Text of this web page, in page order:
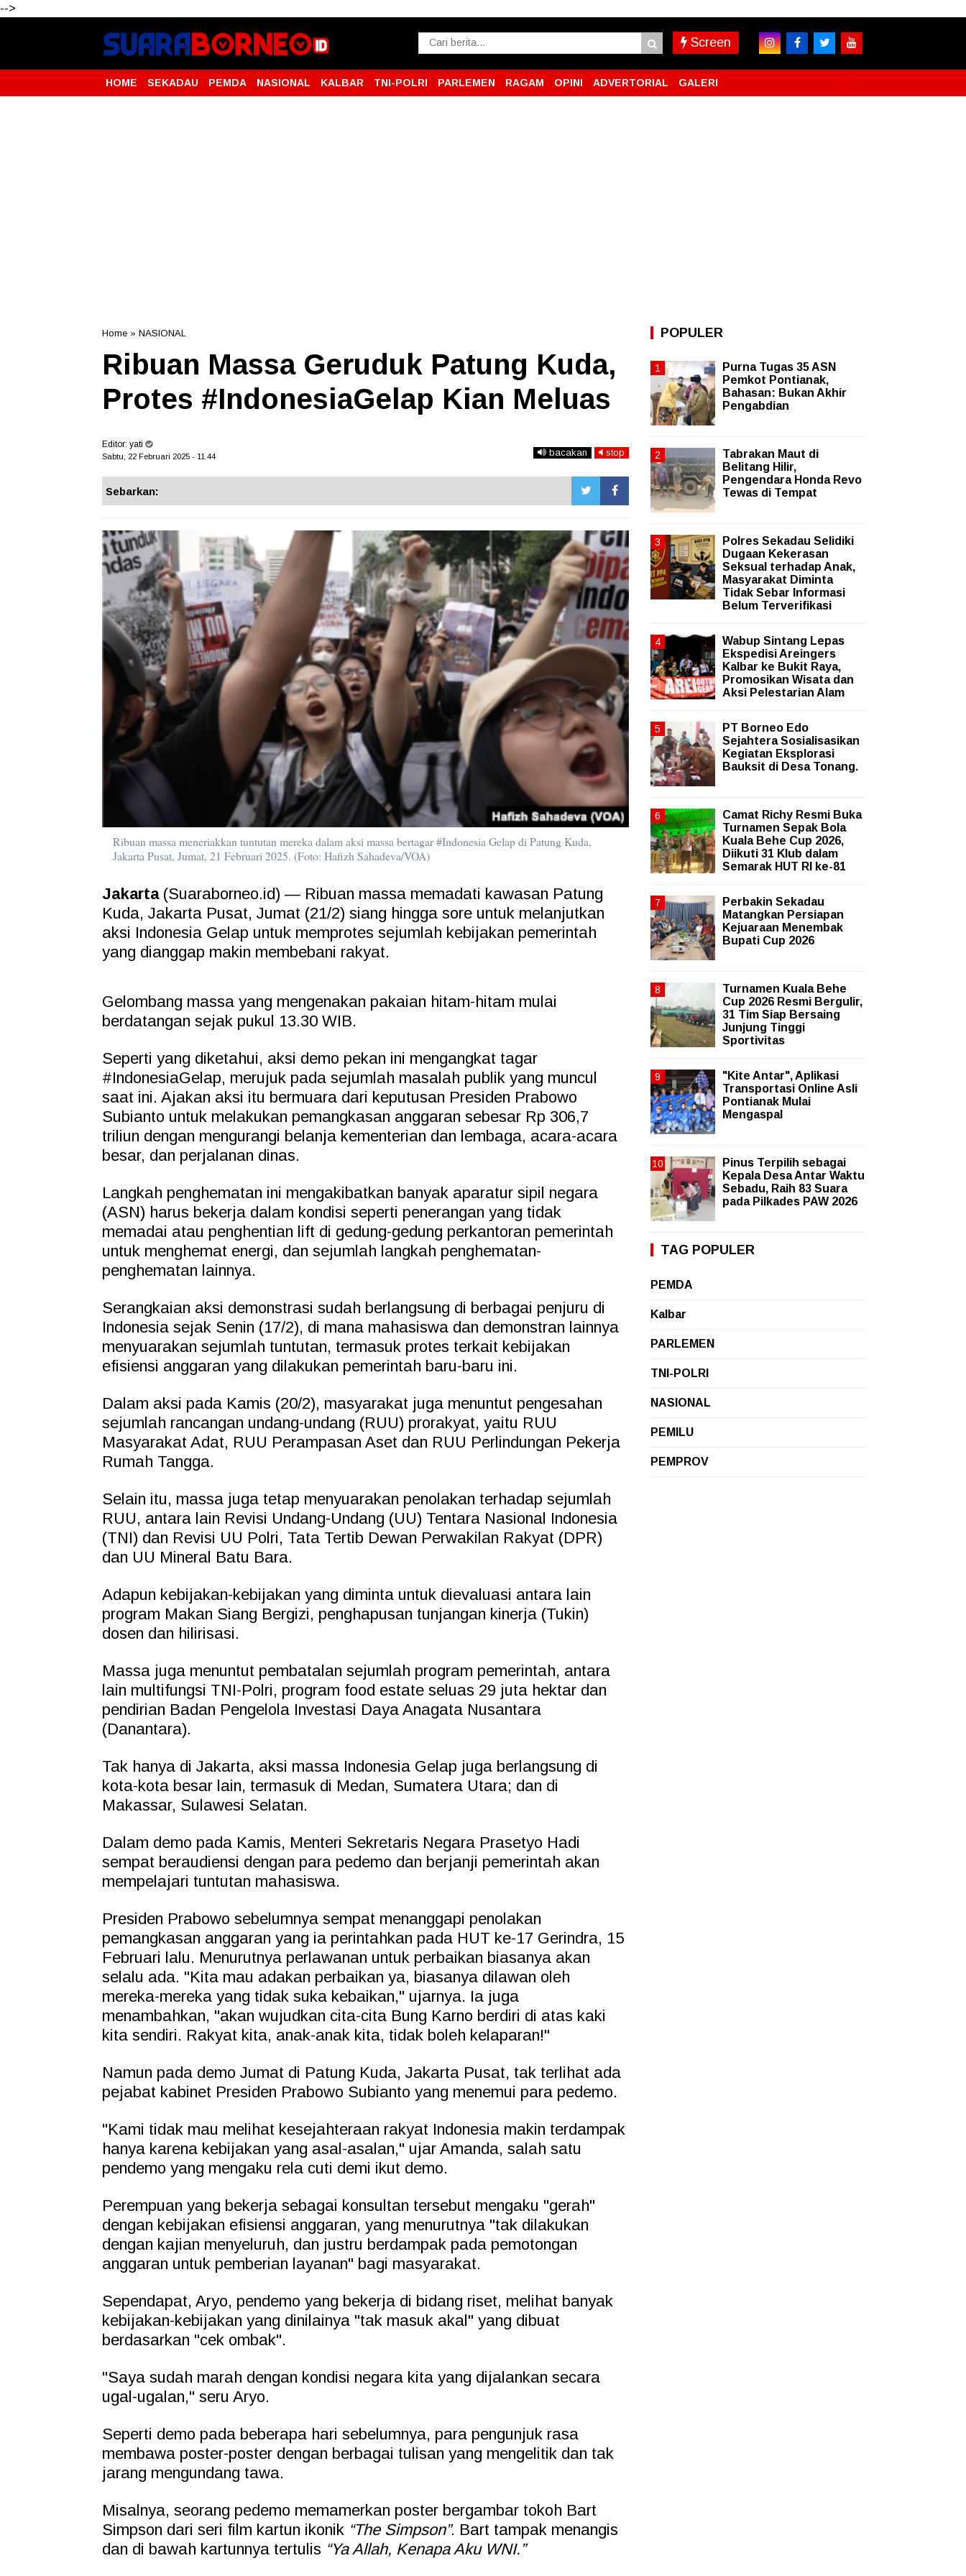
-->
Screen
HOME SEKADAU PEMDA NASIONAL KALBAR TNI-POLRI PARLEMEN RAGAM OPINI ADVERTORIAL GALERI
Home » NASIONAL
Ribuan Massa Geruduk Patung Kuda,
Protes #IndonesiaGelap Kian Meluas
Editor: yati
Sabtu, 22 Februari 2025 - 11.44 bacakan stop
Sebarkan:
Ribuan massa meneriakkan tuntutan mereka dalam aksi massa bertagar #Indonesia Gelap di Patung Kuda,
Jakarta Pusat, Jumat, 21 Februari 2025. (Foto: Hafizh Sahadeva/VOA)
Jakarta(Suaraborneo.id) — Ribuan massa memadati kawasan Patung
Kuda, Jakarta Pusat, Jumat (21/2) siang hingga sore untuk melanjutkan
aksi Indonesia Gelap untuk memprotes sejumlah kebijakan pemerintah
yang dianggap makin membebani rakyat.
Gelombang massa yang mengenakan pakaian hitam-hitam mulai
berdatangan sejak pukul 13.30 WIB.
Seperti yang diketahui, aksi demo pekan ini mengangkat tagar
#IndonesiaGelap, merujuk pada sejumlah masalah publik yang muncul
saat ini. Ajakan aksi itu bermuara dari keputusan Presiden Prabowo
Subianto untuk melakukan pemangkasan anggaran sebesar Rp 306,7
triliun dengan mengurangi belanja kementerian dan lembaga, acara-acara
besar, dan perjalanan dinas.
Langkah penghematan ini mengakibatkan banyak aparatur sipil negara
(ASN) harus bekerja dalam kondisi seperti penerangan yang tidak
memadai atau penghentian lift di gedung-gedung perkantoran pemerintah
untuk menghemat energi, dan sejumlah langkah penghematan-
penghematan lainnya.
Serangkaian aksi demonstrasi sudah berlangsung di berbagai penjuru di
Indonesia sejak Senin (17/2), di mana mahasiswa dan demonstran lainnya
menyuarakan sejumlah tuntutan, termasuk protes terkait kebijakan
efisiensi anggaran yang dilakukan pemerintah baru-baru ini.
Dalam aksi pada Kamis (20/2), masyarakat juga menuntut pengesahan
sejumlah rancangan undang-undang (RUU) prorakyat, yaitu RUU
Masyarakat Adat, RUU Perampasan Aset dan RUU Perlindungan Pekerja
Rumah Tangga.
Selain itu, massa juga tetap menyuarakan penolakan terhadap sejumlah
RUU, antara lain Revisi Undang-Undang (UU) Tentara Nasional Indonesia
(TNI) dan Revisi UU Polri, Tata Tertib Dewan Perwakilan Rakyat (DPR)
dan UU Mineral Batu Bara.
Adapun kebijakan-kebijakan yang diminta untuk dievaluasi antara lain
program Makan Siang Bergizi, penghapusan tunjangan kinerja (Tukin)
dosen dan hilirisasi.
Massa juga menuntut pembatalan sejumlah program pemerintah, antara
lain multifungsi TNI-Polri, program food estate seluas 29 juta hektar dan
pendirian Badan Pengelola Investasi Daya Anagata Nusantara
(Danantara).
Tak hanya di Jakarta, aksi massa Indonesia Gelap juga berlangsung di
kota-kota besar lain, termasuk di Medan, Sumatera Utara; dan di
Makassar, Sulawesi Selatan.
Dalam demo pada Kamis, Menteri Sekretaris Negara Prasetyo Hadi
sempat beraudiensi dengan para pedemo dan berjanji pemerintah akan
mempelajari tuntutan mahasiswa.
Presiden Prabowo sebelumnya sempat menanggapi penolakan
pemangkasan anggaran yang ia perintahkan pada HUT ke-17 Gerindra, 15
Februari lalu. Menurutnya perlawanan untuk perbaikan biasanya akan
selalu ada. "Kita mau adakan perbaikan ya, biasanya dilawan oleh
mereka-mereka yang tidak suka kebaikan," ujarnya. Ia juga
menambahkan, "akan wujudkan cita-cita Bung Karno berdiri di atas kaki
kita sendiri. Rakyat kita, anak-anak kita, tidak boleh kelaparan!"
Namun pada demo Jumat di Patung Kuda, Jakarta Pusat, tak terlihat ada
pejabat kabinet Presiden Prabowo Subianto yang menemui para pedemo.
"Kami tidak mau melihat kesejahteraan rakyat Indonesia makin terdampak
hanya karena kebijakan yang asal-asalan," ujar Amanda, salah satu
pendemo yang mengaku rela cuti demi ikut demo.
Perempuan yang bekerja sebagai konsultan tersebut mengaku "gerah"
dengan kebijakan efisiensi anggaran, yang menurutnya "tak dilakukan
dengan kajian menyeluruh, dan justru berdampak pada pemotongan
anggaran untuk pemberian layanan" bagi masyarakat.
Sependapat, Aryo, pendemo yang bekerja di bidang riset, melihat banyak
kebijakan-kebijakan yang dinilainya "tak masuk akal" yang dibuat
berdasarkan "cek ombak".
"Saya sudah marah dengan kondisi negara kita yang dijalankan secara
ugal-ugalan," seru Aryo.
Seperti demo pada beberapa hari sebelumnya, para pengunjuk rasa
membawa poster-poster dengan berbagai tulisan yang mengelitik dan tak
jarang mengundang tawa.
Misalnya, seorang pedemo memamerkan poster bergambar tokoh Bart
Simpson dari seri film kartun ikonik “The Simpson”. Bart tampak menangis
dan di bawah kartunnya tertulis “Ya Allah, Kenapa Aku WNI.”
POPULER
Purna Tugas 35 ASN
Pemkot Pontianak,
Bahasan: Bukan Akhir
Pengabdian
Tabrakan Maut di
Belitang Hilir,
Pengendara Honda Revo
Tewas di Tempat
Polres Sekadau Selidiki
Dugaan Kekerasan
Seksual terhadap Anak,
Masyarakat Diminta
Tidak Sebar Informasi
Belum Terverifikasi
Wabup Sintang Lepas
Ekspedisi Areingers
Kalbar ke Bukit Raya,
Promosikan Wisata dan
Aksi Pelestarian Alam
PT Borneo Edo
Sejahtera Sosialisasikan
Kegiatan Eksplorasi
Bauksit di Desa Tonang.
Camat Richy Resmi Buka
Turnamen Sepak Bola
Kuala Behe Cup 2026,
Diikuti 31 Klub dalam
Semarak HUT RI ke-81
Perbakin Sekadau
Matangkan Persiapan
Kejuaraan Menembak
Bupati Cup 2026
Turnamen Kuala Behe
Cup 2026 Resmi Bergulir,
31 Tim Siap Bersaing
Junjung Tinggi
Sportivitas
"Kite Antar", Aplikasi
Transportasi Online Asli
Pontianak Mulai
Mengaspal
Pinus Terpilih sebagai
Kepala Desa Antar Waktu
Sebadu, Raih 83 Suara
pada Pilkades PAW 2026
TAG POPULER
PEMDA
Kalbar
PARLEMEN
TNI-POLRI
NASIONAL
PEMILU
PEMPROV